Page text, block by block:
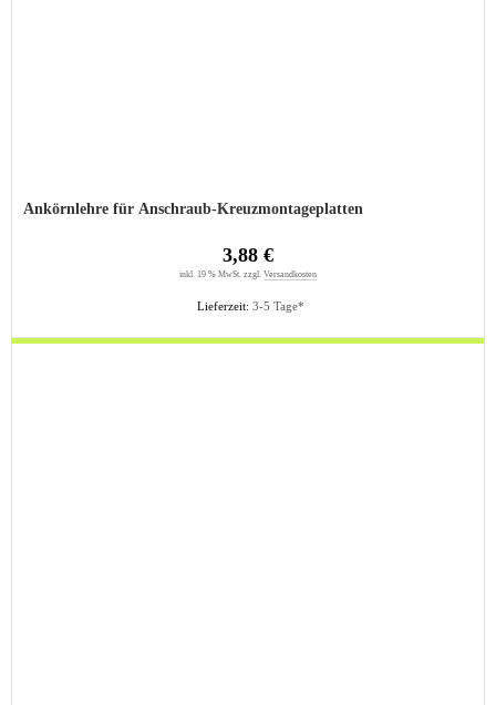
Ankörnlehre für Anschraub-Kreuzmontageplatten
Lieferzeit: 3-5 Tage*
3,88 €
inkl. 19 % MwSt. zzgl. Versandkosten